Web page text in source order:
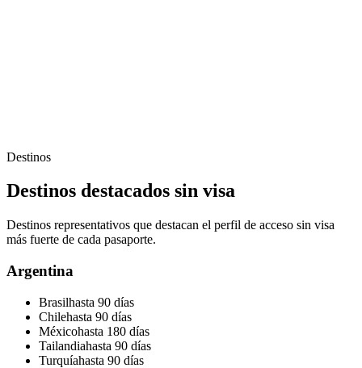
Destinos
Destinos destacados sin visa
Destinos representativos que destacan el perfil de acceso sin visa
más fuerte de cada pasaporte.
Argentina
Brasilhasta 90 días
Chilehasta 90 días
Méxicohasta 180 días
Tailandiahasta 90 días
Turquíahasta 90 días